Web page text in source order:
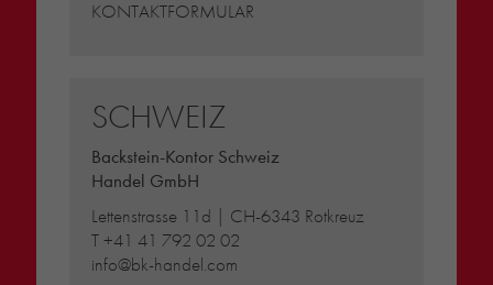
KONTAKTFORMULAR
SCHWEIZ
Backstein-Kontor Schweiz
Handel GmbH
Lettenstrasse 11d | CH-6343 Rotkreuz
T+41 41 792 02 02
info@bk-handel.com